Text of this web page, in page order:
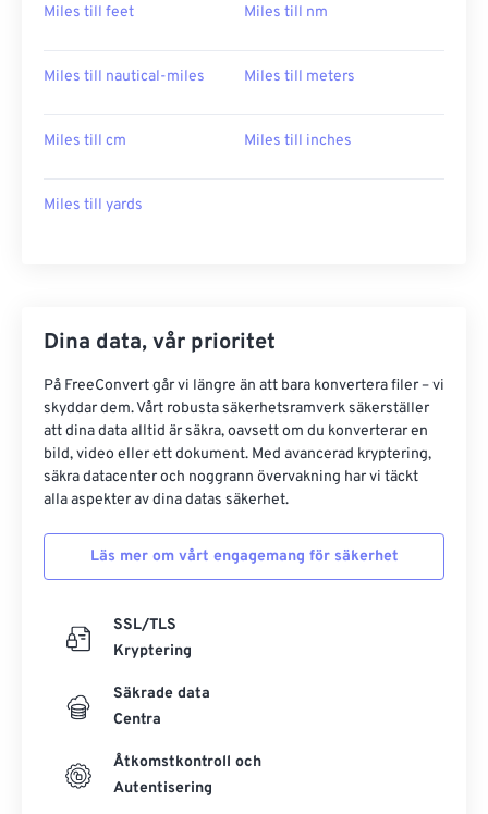
Miles till feet Miles till nm
Miles till nautical-miles Miles till meters
Miles till cm Miles till inches
Miles till yards
Dina data, vår prioritet
På FreeConvert går vi längre än att bara konvertera filer – vi
skyddar dem. Vårt robusta säkerhetsramverk säkerställer
att dina data alltid är säkra, oavsett om du konverterar en
bild, video eller ett dokument. Med avancerad kryptering,
säkra datacenter och noggrann övervakning har vi täckt
alla aspekter av dina datas säkerhet.
Läs mer om vårt engagemang för säkerhet
SSL/TLS
Kryptering
Säkrade data
Centra
Åtkomstkontroll och
Autentisering